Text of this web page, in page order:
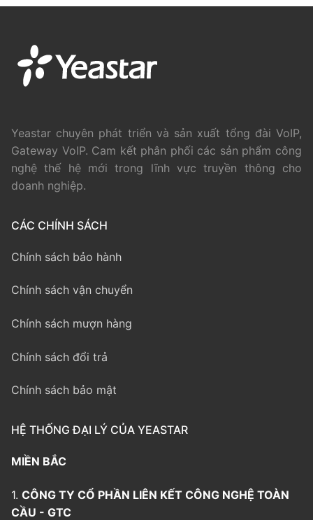
Yeastar chuyên phát triển và sản xuất tổng đài VoIP,
Gateway VoIP. Cam kết phân phối các sản phẩm công
nghệ thế hệ mới trong lĩnh vực truyền thông cho
doanh nghiệp.
CÁC CHÍNH SÁCH
Chính sách bảo hành
Chính sách vận chuyển
Chính sách mượn hàng
Chính sách đổi trả
Chính sách bảo mật
HỆ THỐNG ĐẠI LÝ CỦA YEASTAR
MIỀN BẮC
1. CÔNG TY CỔ PHẦN LIÊN KẾT CÔNG NGHỆ TOÀN
CẦU - GTC